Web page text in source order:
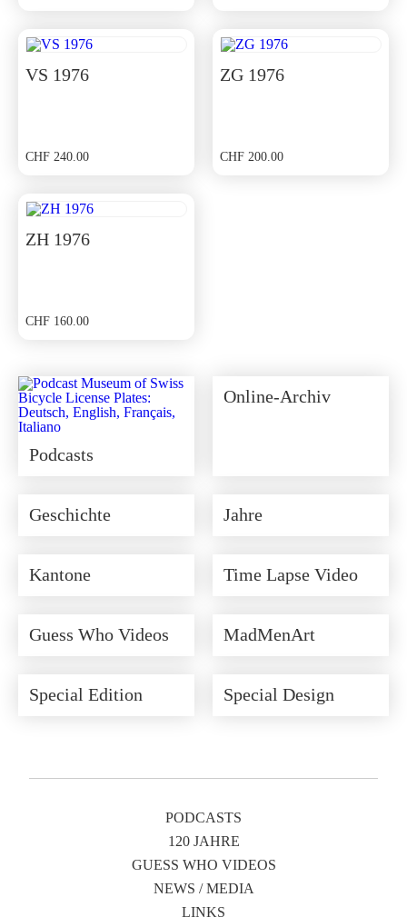
VS 1976
CHF 240.00
ZG 1976
CHF 200.00
ZH 1976
CHF 160.00
Podcasts
Online-Archiv
Geschichte Jahre
Kantone Time Lapse Video
Guess Who Videos MadMenArt
Special Edition Special Design
PODCASTS
120 JAHRE
GUESS WHO VIDEOS
NEWS / MEDIA
LINKS